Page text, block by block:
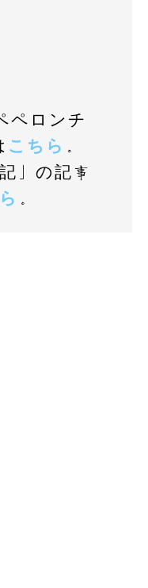
ペロンチ
こちら 。
」の記事
。